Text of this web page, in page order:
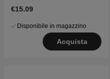
€15.09
Disponibile in magazzino
Acquista